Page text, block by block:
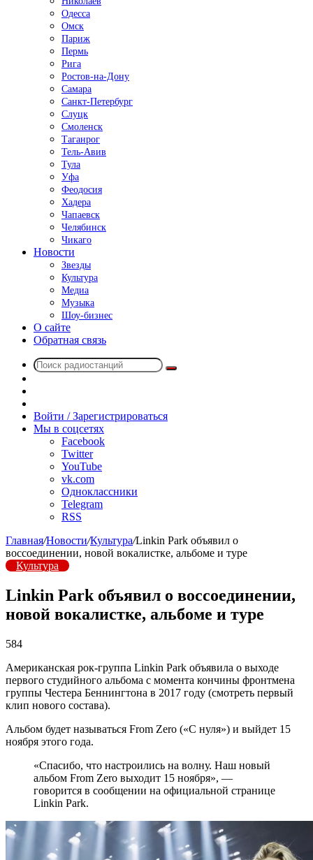
Одесса
Омск
Париж
Пермь
Рига
Ростов-на-Дону
Самара
Санкт-Петербург
Слуцк
Смоленск
Таганрог
Тель-Авив
Тула
Уфа
Феодосия
Хадера
Чапаевск
Челябинск
Чикаго
Новости
Звезды
Культура
Медиа
Музыка
Шоу-бизнес
О сайте
Обратная связь
Поиск
радио
Войти / Зарегистрироваться
Мы в соцсетях
Facebook
Twitter
YouTube
vk.com
Одноклассники
Telegram
RSS
Главная/Новости/Культура/Linkin Park объявил о
воссоединении, новой вокалистке, альбоме и туре
Культура
Linkin Park объявил о воссоединении,
новой вокалистке, альбоме и туре
584
Американская рок-группа Linkin Park объявила о выходе
первого студийного альбома с момента кончины фронтмена
группы Честера Беннингтона в 2017 году (смотреть первый
клип нового состава).
Альбом будет называться From Zero («С нуля») и выйдет 15
ноября этого года.
«Спасибо, что настроились на волну. Наш новый
альбом From Zero выходит 15 ноября», —
говорится в сообщении на официальной странице
Linkin Park.